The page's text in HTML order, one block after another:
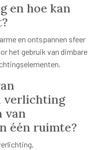
en hoe kan
en ontspannen sfeer
het gebruik van dimbare
verlichting
van
één ruimte?